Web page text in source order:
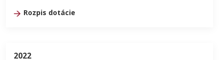
Rozpis dotácie
2022